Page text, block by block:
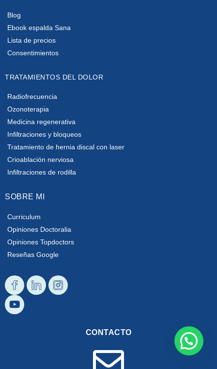
Blog
Ebook espalda Sana
Lista de precios
Consentimientos
TRATAMIENTOS DEL DOLOR
Radiofrecuencia
Ozonoterapia
Medicina regenerativa
Infiltraciones y bloqueos
Tratamiento de hernia discal con laser
Crioablación nerviosa
Infiltraciones de rodilla
SOBRE MI
Curriculum
Opiniones Doctoralia
Opiniones Topdoctors
Reseñas Google
Diseño
Facebook
Diseño
Linkedin
Diseño
Instagram
Youtube
CONTACTO